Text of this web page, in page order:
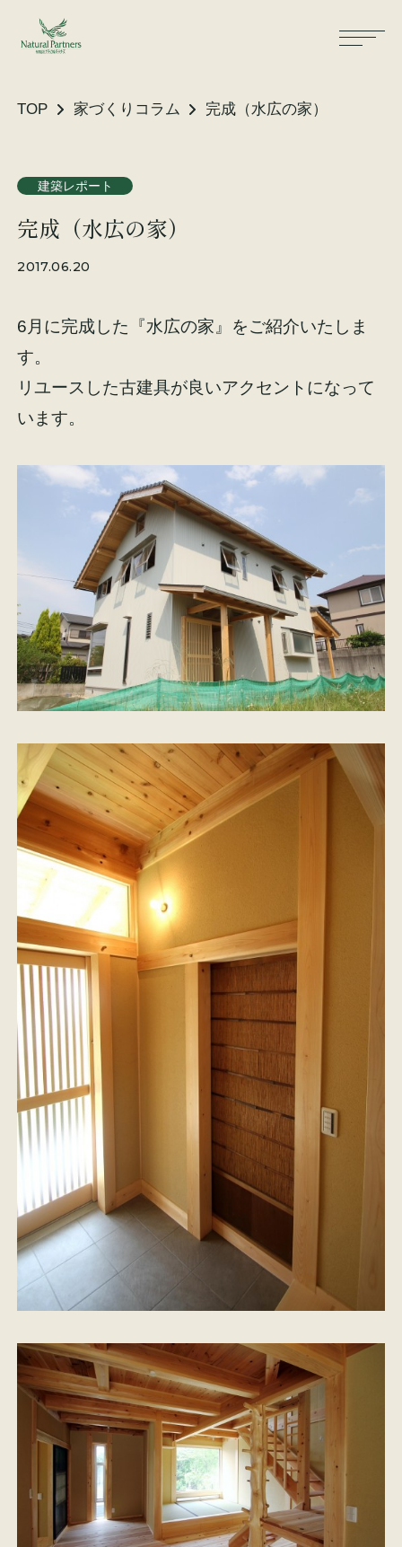
TOP 家づくりコラム 完成（水広の家）
建築レポート
完成（水広の家）
2017.06.20
6月に完成した『水広の家』をご紹介いたしま
す。
リユースした古建具が良いアクセントになって
います。
大工が建てる家
気候風土適応住宅
性能・素材
リノベーション
施工事例 お客様の声
会社概要
スタッフ紹介
家づくりコラム
オンラインショップ
イベント情報 来場予約
資料請求